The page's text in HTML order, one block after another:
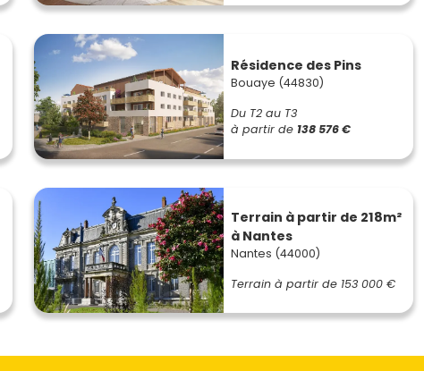
Résidence des Pins
Bouaye (44830)
Du T2 au T3
à partir de 138 576 €
Terrain à partir de 218m²
à Nantes
Nantes (44000)
Terrain à partir de 153 000 €